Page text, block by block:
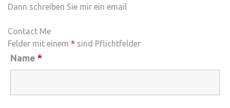
Dann schreiben Sie mir ein email
Contact Me
Felder mit einem * sind Pflichtfelder
Name *